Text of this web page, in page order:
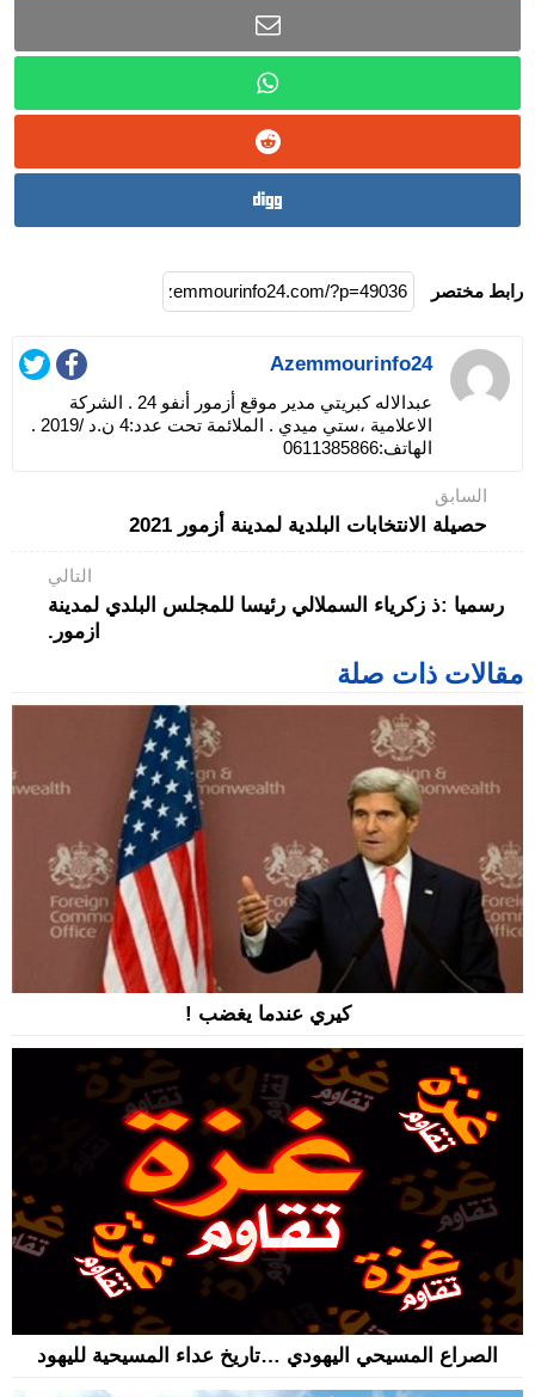
رابط مختصر
Azemmourinfo24
عبدالاله كبريتي مدير موقع أزمور أنفو 24 . الشركة
الاعلامية ،ستي ميدي . الملائمة تحت عدد:4 ن.د /2019 .
الهاتف:0611385866
السابق
حصيلة الانتخابات البلدية لمدينة أزمور 2021
التالي
رسميا :ذ زكرياء السملالي رئيسا للمجلس البلدي لمدينة
ازمور.
مقالات ذات صلة
كيري عندما يغضب !
الصراع المسيحي اليهودي …تاريخ عداء المسيحية لليهود